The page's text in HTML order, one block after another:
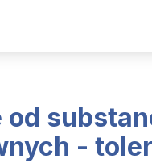
od
-